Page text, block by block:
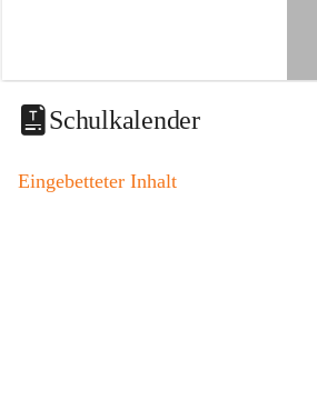
i
t
a
o
Schulkalender
Eingebetteter Inhalt